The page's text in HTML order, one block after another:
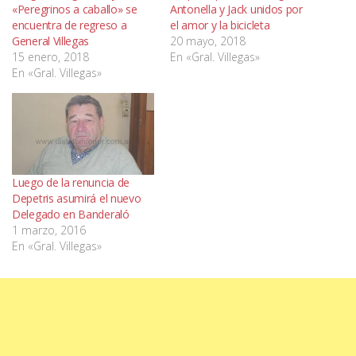
«Peregrinos a caballo» se
encuentra de regreso a
General Villegas
15 enero, 2018
En «Gral. Villegas»
Antonella y Jack unidos por
el amor y la bicicleta
20 mayo, 2018
En «Gral. Villegas»
Luego de la renuncia de
Depetris asumirá el nuevo
Delegado en Banderaló
1 marzo, 2016
En «Gral. Villegas»